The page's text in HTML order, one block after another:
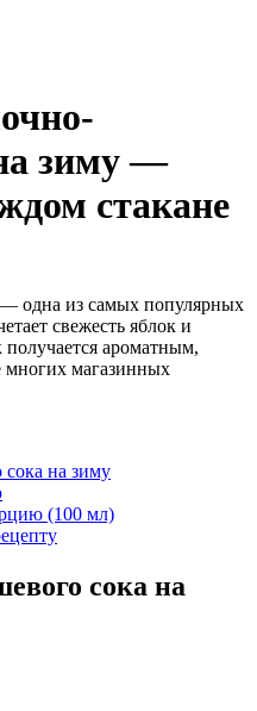
зиму —
стакане
одна из самых популярных
свежесть яблок и
ароматным,
многих магазинных
сока на зиму
(100 мл)
сока на